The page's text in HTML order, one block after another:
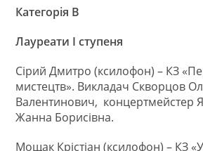
Категорія В
Лауреати І ступеня
Сірий Дмитро (ксилофон) – КЗ
мистецтв». Викладач Скворцов
Валентинович, концертмейстер
Жанна Борисівна.
Мощак Крістіан (ксилофон) – КЗ